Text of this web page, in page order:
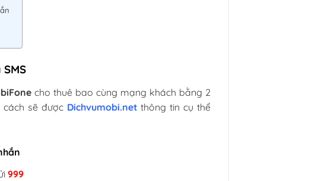
cho thuê bao cùng mạng khách bằng 2
sẽ được Dichvumobi.net thông tin cụ thể
999